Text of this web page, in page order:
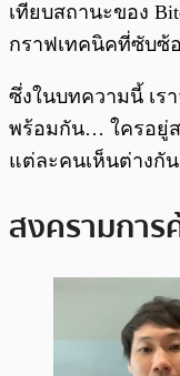
เทียบสถานะของ
กราฟเทคนิคที่ซับซ้
ซึ่งในบทความนี้ เร
พร้อมกัน… ใครอยู่ส
แต่ละคนเห็นต่างกั
สงครามการ